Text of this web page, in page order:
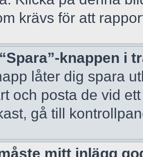
krävs för att
knappen i
låter dig spara
och posta de vid
gå till
mitt inlägg